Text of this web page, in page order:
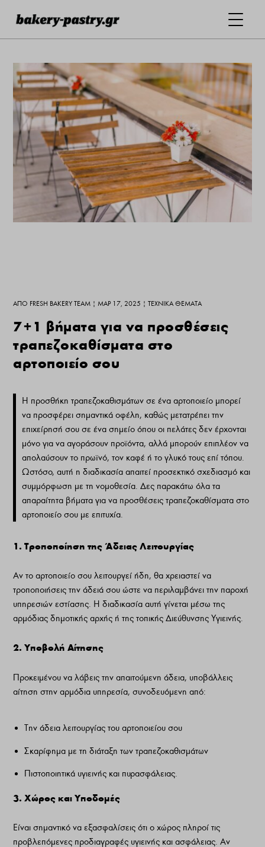
ΑΠΌ FRESH BAKERY TEAM | ΜΑΡ 17, 2025 |ΤΕΧΝΙΚΆ ΘΈΜΑΤΑ
7+1 βήματα για να προσθέσεις
τραπεζοκαθίσματα στο
αρτοποιείο σου
Η προσθήκη τραπεζοκαθισμάτων σε ένα αρτοποιείο μπορεί
να προσφέρει σημαντικά οφέλη, καθώς μετατρέπει την
επιχείρησή σου σε ένα σημείο όπου οι πελάτες δεν έρχονται
μόνο για να αγοράσουν προϊόντα, αλλά μπορούν επιπλέον να
απολαύσουν το πρωϊνό, τον καφέ ή το γλυκό τους επί τόπου.
Ωστόσο, αυτή η διαδικασία απαιτεί προσεκτικό σχεδιασμό και
συμμόρφωση με τη νομοθεσία. Δες παρακάτω όλα τα
απαραίτητα βήματα για να προσθέσεις τραπεζοκαθίσματα στο
αρτοποιείο σου με επιτυχία.
1. Τροποποίηση της Άδειας Λειτουργίας
Αν το αρτοποιείο σου λειτουργεί ήδη, θα χρειαστεί να
τροποποιήσεις την άδειά σου ώστε να περιλαμβάνει την παροχή
υπηρεσιών εστίασης. Η διαδικασία αυτή γίνεται μέσω της
αρμόδιας δημοτικής αρχής ή της τοπικής Διεύθυνσης Υγιεινής.
2. Υποβολή Αίτησης
Προκειμένου να λάβεις την απαιτούμενη άδεια, υποβάλλεις
αίτηση στην αρμόδια υπηρεσία, συνοδευόμενη από:
Την άδεια λειτουργίας του αρτοποιείου σου
Σκαρίφημα με τη διάταξη των τραπεζοκαθισμάτων
Πιστοποιητικά υγιεινής και πυρασφάλειας.
3. Χώρος και Υποδομές
Είναι σημαντικό να εξασφαλίσεις ότι ο χώρος πληροί τις
προβλεπόμενες προδιαγραφές υγιεινής και ασφάλειας. Αν